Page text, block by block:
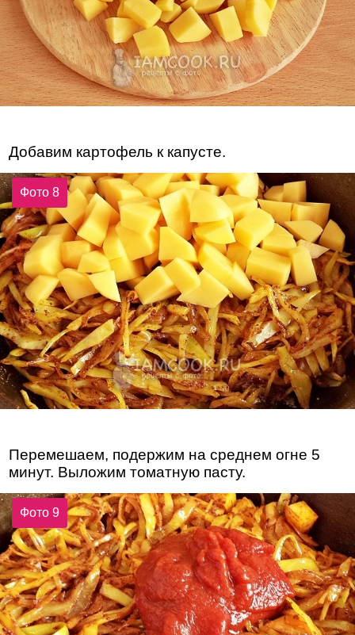
Добавим картофель к капусте.
Фото 8
Перемешаем, подержим на среднем огне 5
минут. Выложим томатную пасту.
Фото 9